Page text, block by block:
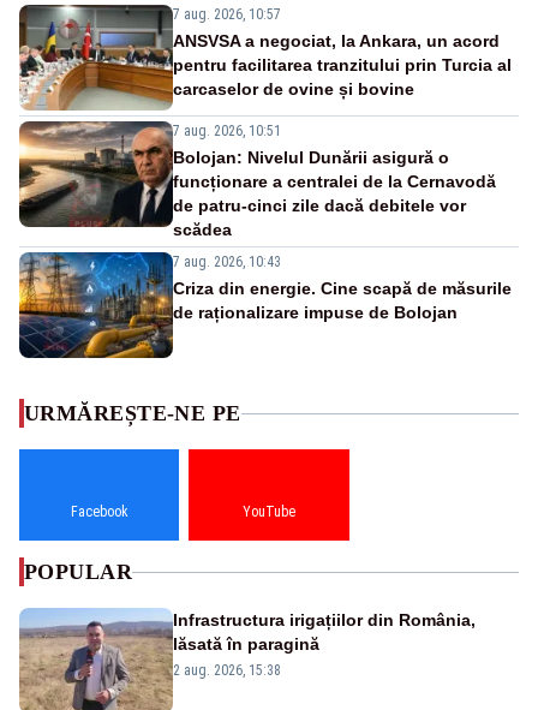
7 aug. 2026, 10:57
ANSVSA a negociat, la Ankara, un acord
pentru facilitarea tranzitului prin Turcia al
carcaselor de ovine și bovine
7 aug. 2026, 10:51
Bolojan: Nivelul Dunării asigură o
funcționare a centralei de la Cernavodă
de patru-cinci zile dacă debitele vor
scădea
7 aug. 2026, 10:43
Criza din energie. Cine scapă de măsurile
de raționalizare impuse de Bolojan
URMĂREȘTE-NE PE
Facebook YouTube
POPULAR
Infrastructura irigațiilor din România,
lăsată în paragină
2 aug. 2026, 15:38